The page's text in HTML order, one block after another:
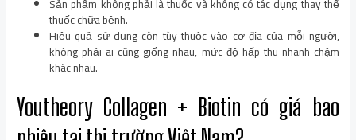
thuốc chữa bệnh.
Hiệu quả sử dụng còn tùy thuộc vào cơ địa của mỗi người,
không phải ai cũng giống nhau, mức độ hấp thu nhanh chậm
khác nhau.
Youtheory Collagen + Biotin có giá bao